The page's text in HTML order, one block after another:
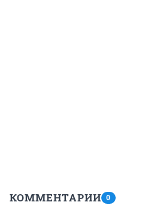
КОММЕНТАРИИ 0